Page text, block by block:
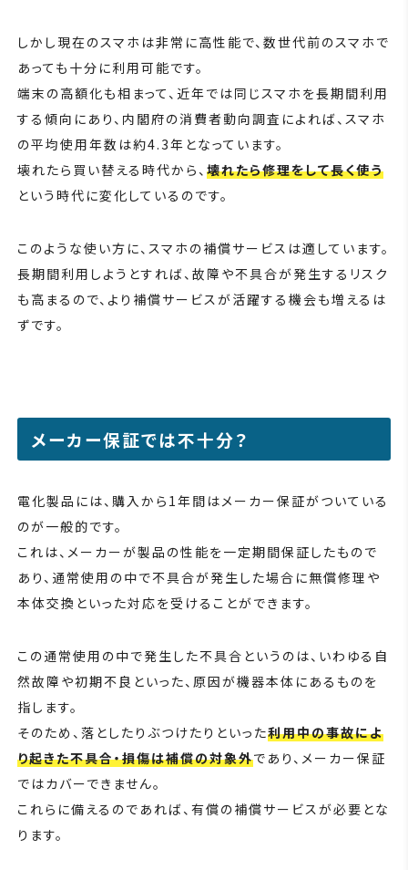
しかし現在のスマホは非常に高性能で、数世代前のスマホで
あっても十分に利用可能です。
端末の高額化も相まって、近年では同じスマホを長期間利用
する傾向にあり、内閣府の消費者動向調査によれば、スマホ
の平均使用年数は約4.3年となっています。
壊れたら買い替える時代から、 壊れたら修理をして長く使う
という時代に変化しているのです。
このような使い方に、スマホの補償サービスは適しています。
長期間利用しようとすれば、故障や不具合が発生するリスク
も高まるので、より補償サービスが活躍する機会も増えるは
ずです。
メーカー保証では不十分？
電化製品には、購入から1年間はメーカー保証がついている
のが一般的です。
これは、メーカーが製品の性能を一定期間保証したもので
あり、通常使用の中で不具合が発生した場合に無償修理や
本体交換といった対応を受けることができます。
この通常使用の中で発生した不具合というのは、いわゆる自
然故障や初期不良といった、原因が機器本体にあるものを
指します。
そのため、落としたりぶつけたりといった利用中の事故によ
り起きた不具合・損傷は補償の対象外であり、メーカー保証
ではカバーできません。
これらに備えるのであれば、有償の補償サービスが必要とな
ります。